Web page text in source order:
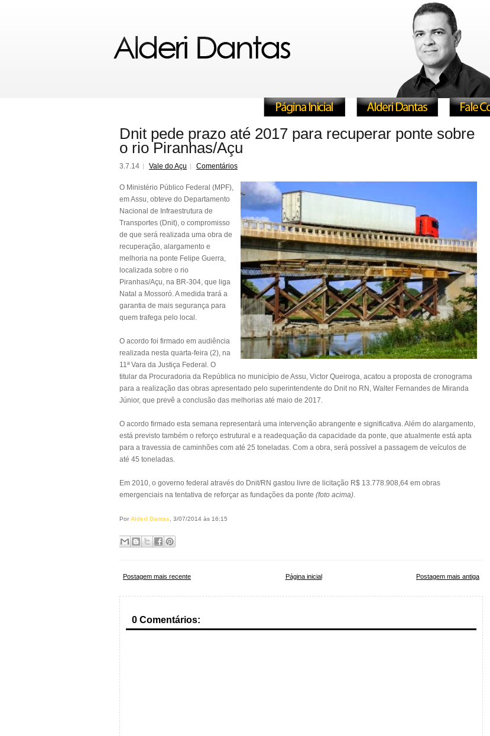
Dnit pede prazo até 2017 para recuperar ponte sobre
o rio Piranhas/Açu
3.7.14 Vale do Açu Comentários
O Ministério Público Federal (MPF),
em Assu, obteve do Departamento
Nacional de Infraestrutura de
Transportes (Dnit), o compromisso
de que será realizada uma obra de
recuperação, alargamento e
melhoria na ponte Felipe Guerra,
localizada sobre o rio
Piranhas/Açu, na BR-304, que liga
Natal a Mossoró. A medida trará a
garantia de mais segurança para
quem trafega pelo local.
O acordo foi firmado em audiência
realizada nesta quarta-feira (2), na
11ª Vara da Justiça Federal. O
titular da Procuradoria da República no município de Assu, Victor Queiroga, acatou a proposta de cronograma
para a realização das obras apresentado pelo superintendente do Dnit no RN, Walter Fernandes de Miranda
Júnior, que prevê a conclusão das melhorias até maio de 2017.
O acordo firmado esta semana representará uma intervenção abrangente e significativa. Além do alargamento,
está previsto também o reforço estrutural e a readequação da capacidade da ponte, que atualmente está apta
para a travessia de caminhões com até 25 toneladas. Com a obra, será possível a passagem de veículos de
até 45 toneladas.
Em 2010, o governo federal através do Dnit/RN gastou livre de licitação R$ 13.778.908,64 em obras
emergenciais na tentativa de reforçar as fundações da ponte (foto acima).
Por Alderi Dantas , 3/07/2014 às 16:15
Postagem mais recente Postagem mais antiga
Página inicial
0 Comentários: